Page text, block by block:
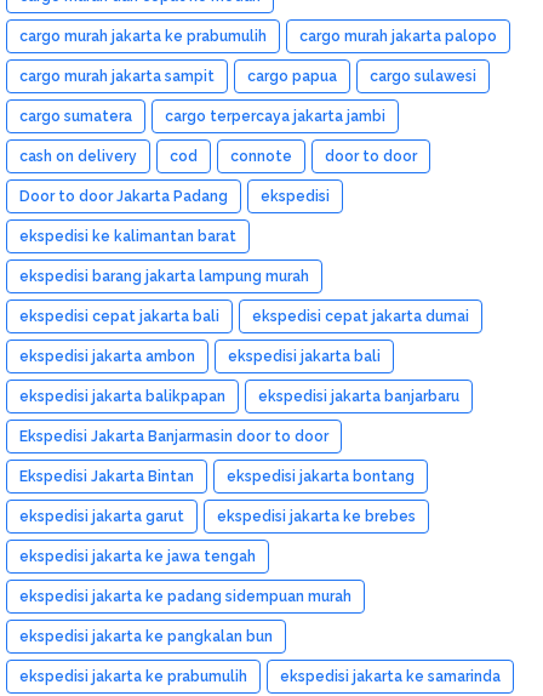
cargo murah jakarta ke prabumulih cargo murah jakarta palopo
cargo murah jakarta sampit cargo papua cargo sulawesi
cargo sumatera cargo terpercaya jakarta jambi
cash on delivery cod connote door to door
Door to door Jakarta Padang ekspedisi
ekspedisi ke kalimantan barat
ekspedisi barang jakarta lampung murah
ekspedisi cepat jakarta bali ekspedisi cepat jakarta dumai
ekspedisi jakarta ambon ekspedisi jakarta bali
ekspedisi jakarta balikpapan ekspedisi jakarta banjarbaru
Ekspedisi Jakarta Banjarmasin door to door
Ekspedisi Jakarta Bintan ekspedisi jakarta bontang
ekspedisi jakarta garut ekspedisi jakarta ke brebes
ekspedisi jakarta ke jawa tengah
ekspedisi jakarta ke padang sidempuan murah
ekspedisi jakarta ke pangkalan bun
ekspedisi jakarta ke prabumulih ekspedisi jakarta ke samarinda